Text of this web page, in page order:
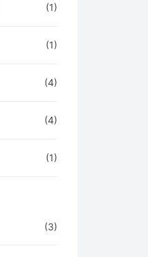
(1)
(1)
(4)
(4)
(1)
(3)